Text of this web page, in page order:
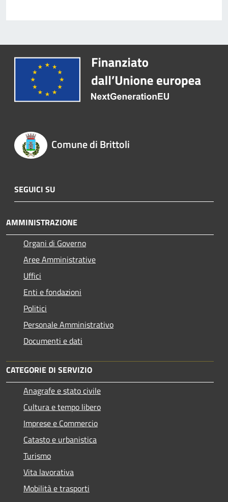
Comune di Brittoli
SEGUICI SU
AMMINISTRAZIONE
Organi di Governo
Aree Amministrative
Uffici
Enti e fondazioni
Politici
Personale Amministrativo
Documenti e dati
CATEGORIE DI SERVIZIO
Anagrafe e stato civile
Cultura e tempo libero
Imprese e Commercio
Catasto e urbanistica
Turismo
Vita lavorativa
Mobilità e trasporti